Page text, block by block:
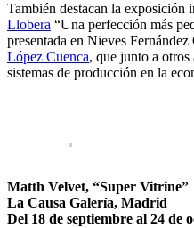
También destacan la exposición
Llobera “Una perfección más
presentada en Nieves
López Cuenca, que junto a otros
sistemas de producción en la
Matth Velvet, “Super Vitrine”
La Causa Galería, Madrid
Del 18 de septiembre al 24 de